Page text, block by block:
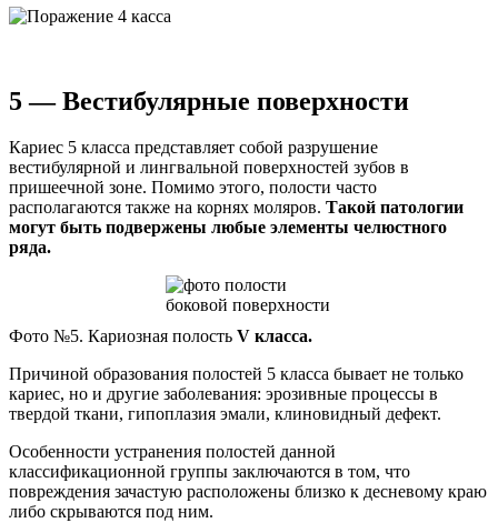
5 — Вестибулярные поверхности
Кариес 5 класса представляет собой разрушение
вестибулярной и лингвальной поверхностей зубов в
пришеечной зоне. Помимо этого, полости часто
располагаются также на корнях моляров. Такой патологии
могут быть подвержены любые элементы челюстного
ряда.
Фото №5. Кариозная полость V класса.
Причиной образования полостей 5 класса бывает не только
кариес, но и другие заболевания: эрозивные процессы в
твердой ткани, гипоплазия эмали, клиновидный дефект.
Особенности устранения полостей данной
классификационной группы заключаются в том, что
повреждения зачастую расположены близко к десневому краю
либо скрываются под ним.